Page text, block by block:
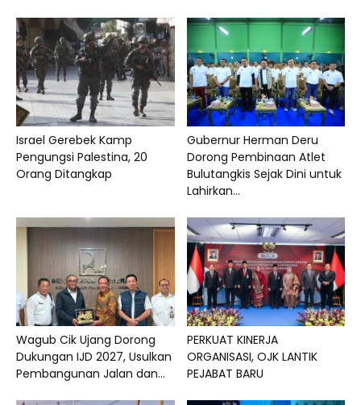
Israel Gerebek Kamp
Pengungsi Palestina, 20
Orang Ditangkap
Gubernur Herman Deru
Dorong Pembinaan Atlet
Bulutangkis Sejak Dini untuk
Lahirkan...
Wagub Cik Ujang Dorong
Dukungan IJD 2027, Usulkan
Pembangunan Jalan dan...
PERKUAT KINERJA
ORGANISASI, OJK LANTIK
PEJABAT BARU